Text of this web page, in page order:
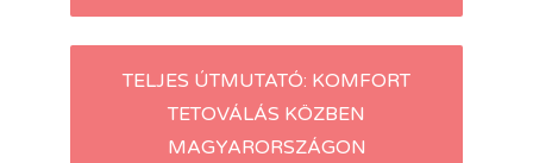
TELJES ÚTMUTATÓ: KOMFORT
TETOVÁLÁS KÖZBEN
MAGYARORSZÁGON